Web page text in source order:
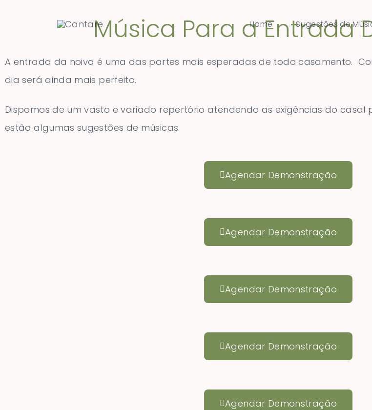
Home Sugestões de
Música Para a Entrada
A entrada da noiva é uma das partes mais esperadas de todo casamento.
dia será ainda mais perfeito.
Dispomos de um vasto e variado repertório atendendo as exigências do casal
estão algumas sugestões de músicas.
Agendar Demonstração
Agendar Demonstração
Agendar Demonstração
Agendar Demonstração
Agendar Demonstração